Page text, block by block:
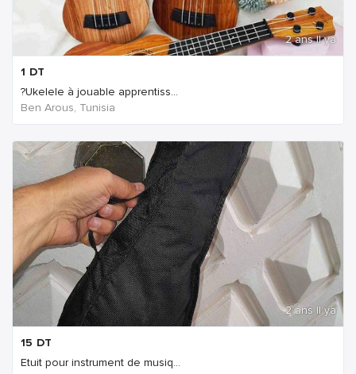
2 ans Il ya
1 DT
?Ukelele à jouable apprentiss...
Ben Arous, Tunisia
2 ans Il ya
15 DT
Etuit pour instrument de musiq...